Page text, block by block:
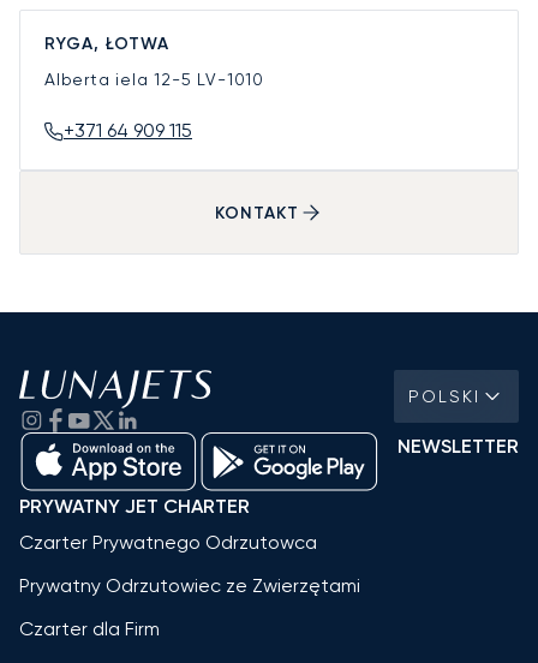
RYGA, ŁOTWA
Alberta iela 12-5 LV-1010
+371 64 909 115
KONTAKT
POLSKI
NEWSLETTER
PRYWATNY JET CHARTER
Czarter Prywatnego Odrzutowca
Prywatny Odrzutowiec ze Zwierzętami
Czarter dla Firm